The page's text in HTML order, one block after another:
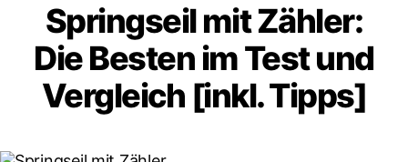
Springseil mit Zähler:
Die Besten im Test und
Vergleich [inkl. Tipps]